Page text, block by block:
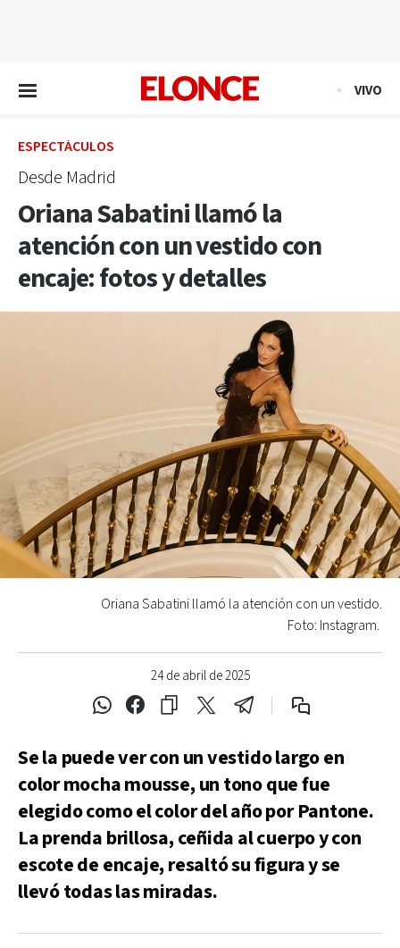
VIVO
ESPECTÁCULOS
Desde Madrid
Oriana Sabatini llamó la
atención con un vestido con
encaje: fotos y detalles
24 de abril de 2025
Oriana Sabatini llamó la atención con un vestido.
Foto: Instagram.
Se la puede ver con un vestido largo en
color mocha mousse, un tono que fue
elegido como el color del año por Pantone.
La prenda brillosa, ceñida al cuerpo y con
escote de encaje, resaltó su figura y se
llevó todas las miradas.